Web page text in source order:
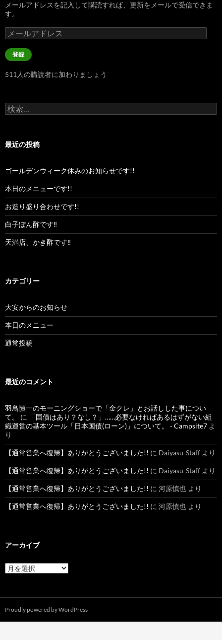
メールアドレスを記入して購読すれば、更新をメールで受信できま
す。
メ
ー
ル
ア
レ
登録
511人の購読者に加わりましょう
検
索:
最近の投稿
ゴールデンウィーク休みのお知らせです!!
本日のメニューです!!
お造り盛り合わせです!!
白子ぽん酢です‼︎
天満店、かき酢です‼︎
カテゴリー
大安からのお知らせ
本日のメニュー
通常投稿
最近のコメント
羽鳥慎一のモーニングショーで「金クレ」とお話しした事につい
て。
に
「国債はあり？なし？」……必要なければあるはずがない組
織運営の基本ツール「日本国債(ローン)」について。 - Campsite7 よ
り
【通常営業へ復帰】ありがとうございました!! に Daiyasu-Staff より
【通常営業へ復帰】ありがとうございました!! に Daiyasu-Staff より
【通常営業へ復帰】ありがとうございました!! に 河原慎也 より
【通常営業へ復帰】ありがとうございました!! に 河原慎也 より
アーカイブ
ア
ー
Proudly powered by WordPress